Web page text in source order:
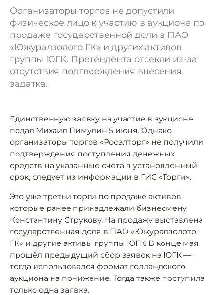
Организаторы торгов не допустили
физическое лицо к участию в аукционе по
продаже государственной доли в ПАО
«Южуралзолото ГК» и других активов
группы ЮГК. Претендента отсекли из-за
отсутствия подтверждения внесения
задатка.
Единственную заявку на участие в аукционе
подал Михаил Пимулин 5 июня. Однако
организаторы торгов «Росэлторг» не получили
подтверждения поступления денежных
средств на указанные счета в установленный
срок, следует из информации в ГИС «Торги».
Это уже третьи торги по продаже активов,
которые ранее принадлежали бизнесмену
Константину Струкову. На продажу выставлена
государственная доля в ПАО «Южуралзолото
ГК» и другие активы группы ЮГК. В конце мая
прошёл предыдущий сбор заявок на ЮГК —
тогда использовался формат голландского
аукциона на понижение. Тогда также поступила
только одна заявка.